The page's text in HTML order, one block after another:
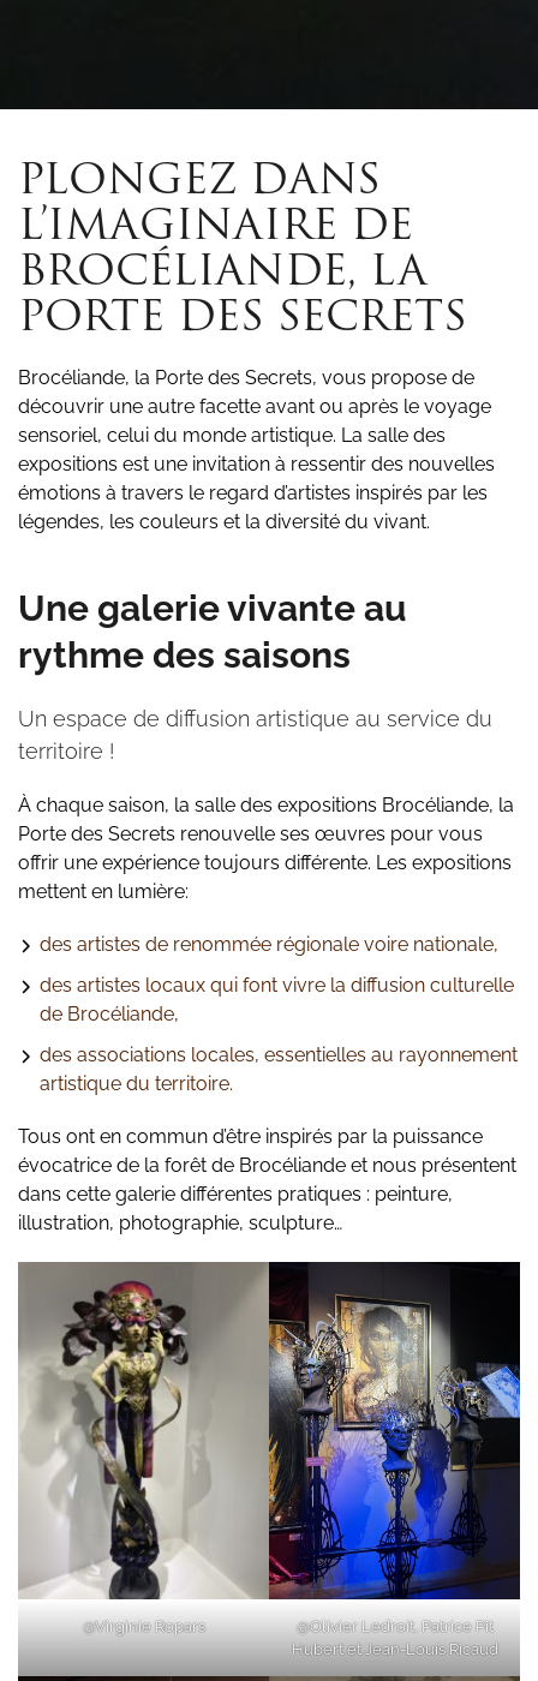
PLONGEZ DANS
L’IMAGINAIRE DE
BROCÉLIANDE, LA
PORTE DES SECRETS
Brocéliande, la Porte des Secrets, vous propose de
découvrir une autre facette avant ou après le voyage
sensoriel, celui du monde artistique. La salle des
expositions est une invitation à ressentir des nouvelles
émotions à travers le regard d’artistes inspirés par les
légendes, les couleurs et la diversité du vivant.
Une galerie vivante au
rythme des saisons
Un espace de diffusion artistique au service du
territoire !
À chaque saison, la salle des expositions Brocéliande, la
Porte des Secrets renouvelle ses œuvres pour vous
offrir une expérience toujours différente. Les expositions
mettent en lumière:
des artistes de renommée régionale voire nationale,
des artistes locaux qui font vivre la diffusion culturelle
de Brocéliande,
des associations locales, essentielles au rayonnement
artistique du territoire.
Tous ont en commun d’être inspirés par la puissance
évocatrice de la forêt de Brocéliande et nous présentent
dans cette galerie différentes pratiques : peinture,
illustration, photographie, sculpture…
@Virginie Ropars
@Olivier Ledroit, Patrice Pit
Hubert et Jean-Louis Ricaud